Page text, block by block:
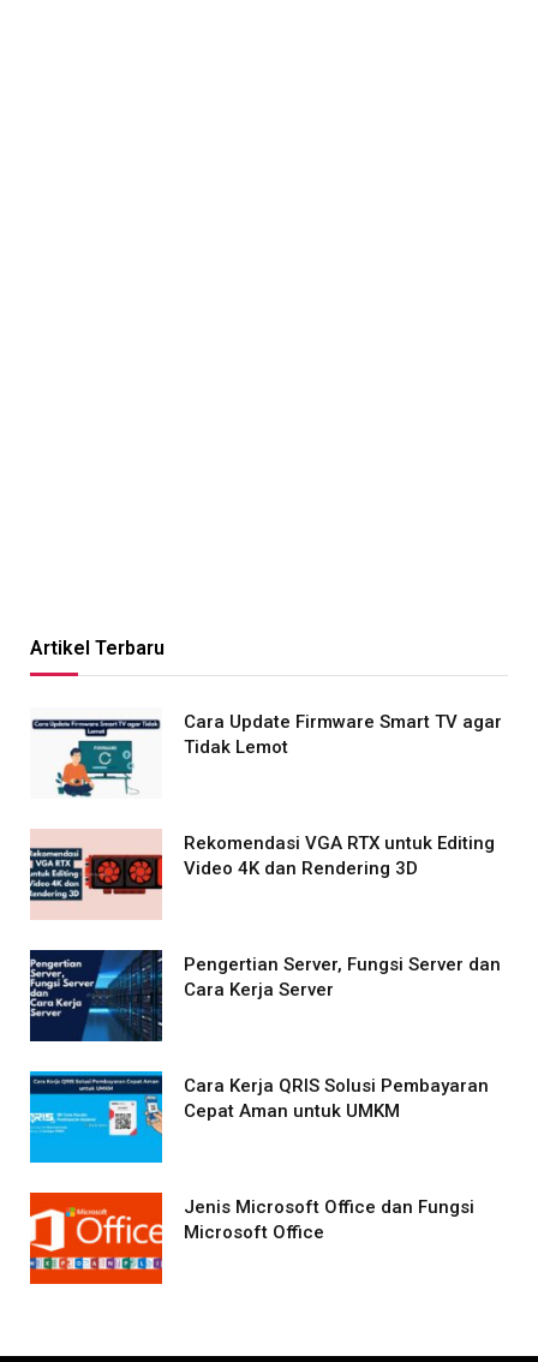
Artikel Terbaru
Cara Update Firmware Smart TV agar
Tidak Lemot
Rekomendasi VGA RTX untuk Editing
Video 4K dan Rendering 3D
Pengertian Server, Fungsi Server dan
Cara Kerja Server
Cara Kerja QRIS Solusi Pembayaran
Cepat Aman untuk UMKM
Jenis Microsoft Office dan Fungsi
Microsoft Office